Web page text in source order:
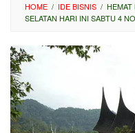
HOME / IDE BISNIS /
SELATAN HARI INI SABTU 4